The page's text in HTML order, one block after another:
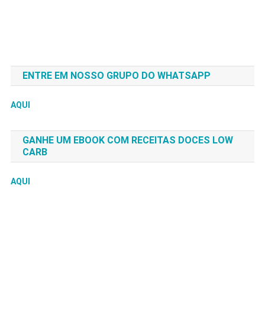
ENTRE EM NOSSO GRUPO DO WHATSAPP
AQUI
GANHE UM EBOOK COM RECEITAS DOCES LOW
CARB
AQUI